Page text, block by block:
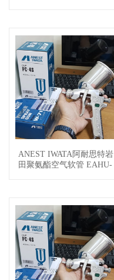
查看详情
ANEST IWATA阿耐思特岩
田聚氨酯空气软管 EAHU-